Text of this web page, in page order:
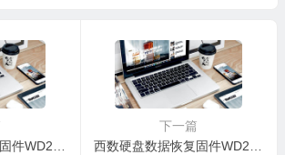
西数硬盘数据恢复固件WD2000JS-60NCB1-10.02E02-WD-WCANL1837091-109G
下一篇
西数硬盘数据恢复固件WD2500JS-08NCB1-10-02E01-WD-WCANKJ607970-10009T